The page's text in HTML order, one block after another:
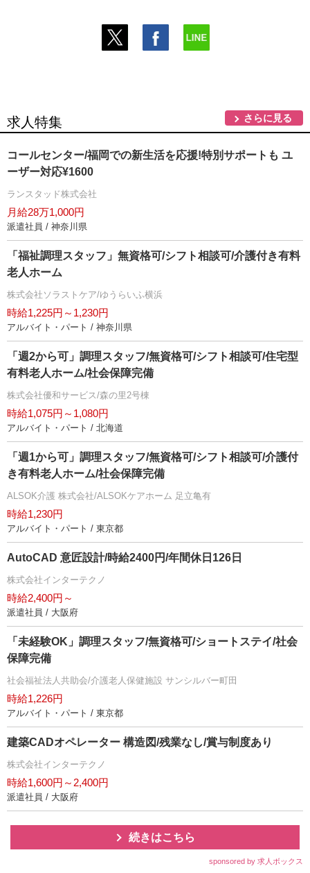
求人特集 さらに見る
コールセンター/福岡での新生活を応援!特別サポートも ユ
ーザー対応¥1600
ランスタッド株式会社
月給28万1,000円
派遣社員 / 神奈川県
「福祉調理スタッフ」無資格可/シフト相談可/介護付き有料
老人ホーム
株式会社ソラストケア/ゆうらいふ横浜
時給1,225円～1,230円
アルバイト・パート / 神奈川県
「週2から可」調理スタッフ/無資格可/シフト相談可/住宅型
有料老人ホーム/社会保障完備
株式会社優和サービス/森の里2号棟
時給1,075円～1,080円
アルバイト・パート / 北海道
「週1から可」調理スタッフ/無資格可/シフト相談可/介護付
き有料老人ホーム/社会保障完備
ALSOK介護 株式会社/ALSOKケアホーム 足立亀有
時給1,230円
アルバイト・パート / 東京都
AutoCAD 意匠設計/時給2400円/年間休日126日
株式会社インターテクノ
時給2,400円～
派遣社員 / 大阪府
「未経験OK」調理スタッフ/無資格可/ショートステイ/社会
保障完備
社会福祉法人共助会/介護老人保健施設 サンシルバー町田
時給1,226円
アルバイト・パート / 東京都
建築CADオペレーター 構造図/残業なし/賞与制度あり
株式会社インターテクノ
時給1,600円～2,400円
派遣社員 / 大阪府
続きはこちら
sponsored by 求人ボックス